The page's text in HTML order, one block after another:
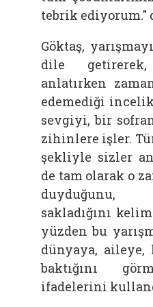
tebrik ediyorum."
Göktaş,
dile getirerek,
anlatırken
edemediği
sevgiyi, bir
zihinlere işler.
şekliyle sizler
de tam olarak o
duyduğunu,
sakladığını
yüzden bu
dünyaya, aileye,
baktığını
ifadelerini